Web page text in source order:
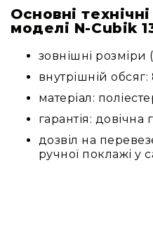
Основні
моделі N-Cubik
зовнішні розміри
внутрішній обсяг:
матеріал:
гарантія: довічна
дозвіл на
ручної поклажі у